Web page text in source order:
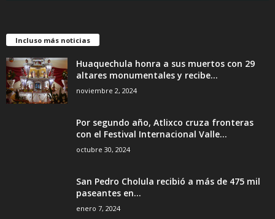
Incluso más noticias
Huaquechula honra a sus muertos con 29
altares monumentales y recibe...
noviembre 2, 2024
Por segundo año, Atlixco cruza fronteras
con el Festival Internacional Valle...
octubre 30, 2024
San Pedro Cholula recibió a más de 475 mil
paseantes en...
enero 7, 2024